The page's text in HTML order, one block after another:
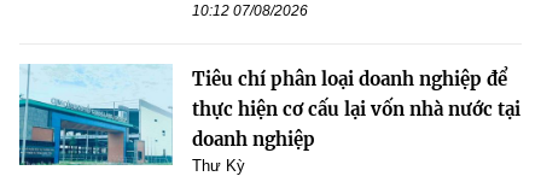
10:12 07/08/2026
Tiêu chí phân loại doanh nghiệp để
thực hiện cơ cấu lại vốn nhà nước tại
doanh nghiệp
Thư Kỳ